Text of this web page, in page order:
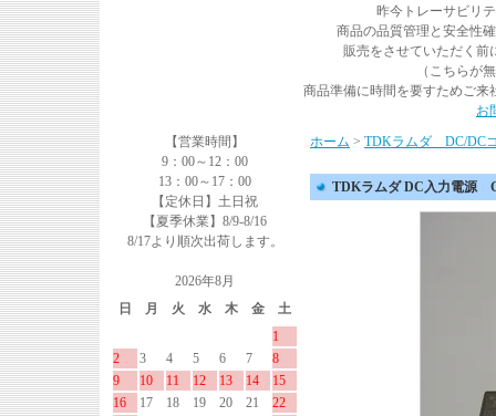
昨今トレーサビリ
商品の品質管理と安全性
販売をさせていただく前
（こちらが
商品準備に時間を要すためご来
お
【営業時間】
9：00～12：00
13：00～17：00
【定休日】土日祝
【夏季休業】8/9-8/16
8/17より順次出荷します。
2026年8月
日
月 火 水 木 金
土
1
2
3 4 5 6 7
8
9
10 11 12 13 14
15
16
17 18 19 20 21
22
ホーム > TDKラムダ DC/DC
TDKラムダ DC入力電源